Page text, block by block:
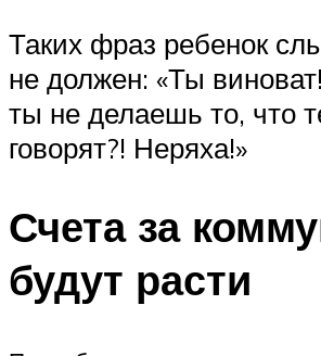
Таких фраз ребенок
не должен: «Ты
ты не делаешь то, что
говорят?! Неряха!»
Счета за
будут расти